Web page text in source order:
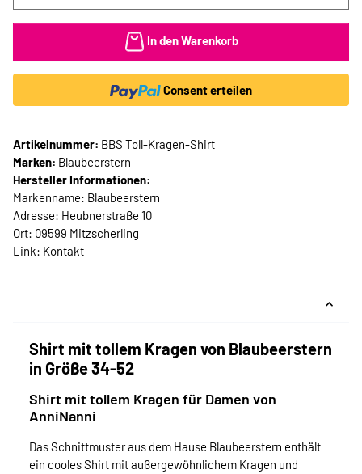
In den Warenkorb
Consent erteilen
Artikelnummer: BBS Toll-Kragen-Shirt
Marken: Blaubeerstern
Hersteller Informationen:
Markenname: Blaubeerstern
Adresse: Heubnerstraße 10
Ort: 09599 Mitzscherling
Link: Kontakt
Shirt mit tollem Kragen von Blaubeerstern
in Größe 34-52
Shirt mit tollem Kragen für Damen von
AnniNanni
Das Schnittmuster aus dem Hause Blaubeerstern enthält
ein cooles Shirt mit außergewöhnlichem Kragen und